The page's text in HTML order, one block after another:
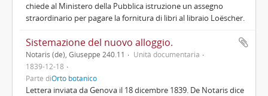
chiede al Ministero della Pubblica istruzione un assegno
straordinario per pagare la fornitura di libri al libraio Loëscher.
Sistemazione del nuovo alloggio.
Notaris (de), Giuseppe 240.11
Unità documentaria
1839-12-18
Parte diOrto botanico
Lettera inviata da Genova il 18 dicembre 1839. De Notaris dice